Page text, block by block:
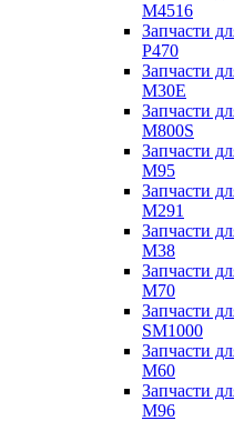
M4516
Запчасти
P470
Запчасти
M30E
Запчасти
M800S
Запчасти
M95
Запчасти
M291
Запчасти
M38
Запчасти
M70
Запчасти
SM1000
Запчасти
M60
Запчасти
M96